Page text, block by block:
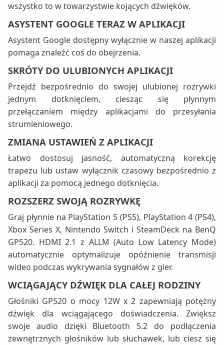
wszystko to w towarzystwie kojących dźwięków.
ASYSTENT GOOGLE TERAZ W APLIKACJI
Asystent Google dostępny wyłącznie w naszej aplikacji
pomaga znaleźć coś do obejrzenia.
SKRÓTY DO ULUBIONYCH APLIKACJI
Przejdź bezpośrednio do swojej ulubionej rozrywki
jednym dotknięciem, ciesząc się płynnym
przełączaniem między aplikacjami do przesyłania
strumieniowego.
ZMIANA USTAWIEŃ Z APLIKACJI
Łatwo dostosuj jasność, automatyczną korekcję
trapezu lub ustaw wyłącznik czasowy bezpośrednio z
aplikacji za pomocą jednego dotknięcia.
ROZSZERZ SWOJĄ ROZRYWKĘ
Graj płynnie na PlayStation 5 (PS5), PlayStation 4 (PS4),
Xbox Series X, Nintendo Switch i SteamDeck na BenQ
GP520. HDMI 2.1 z ALLM (Auto Low Latency Mode)
automatycznie optymalizuje opóźnienie transmisji
wideo podczas wykrywania sygnałów z gier.
WCIĄGAJĄCY DŹWIĘK DLA CAŁEJ RODZINY
Głośniki GP520 o mocy 12W x 2 zapewniają potężny
dźwięk dla wciągającego doświadczenia. Zwiększ
swoje audio dzięki Bluetooth 5.2 do podłączenia
zewnętrznych głośników lub słuchawek, lub ciesz się